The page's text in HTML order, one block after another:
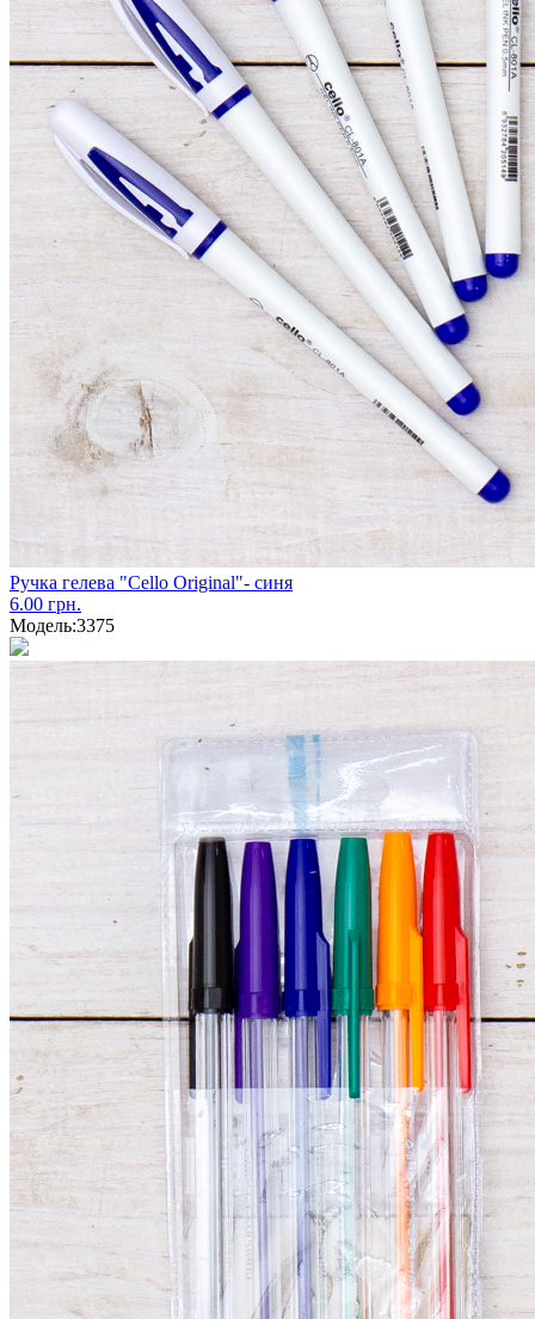
Ручка гелева "Cello Original"- синя
6.00 грн.
Модель:3375